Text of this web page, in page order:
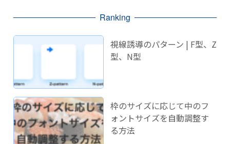
Ranking
視線誘導のパターン | F型、Z
型、N型
枠のサイズに応じて中のフ
ォントサイズを自動調整す
る方法